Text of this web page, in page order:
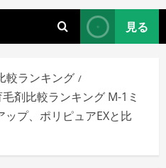
見る
較ランキング
剤比較ランキング M-1ミ
プ、ポリピュアEXと比